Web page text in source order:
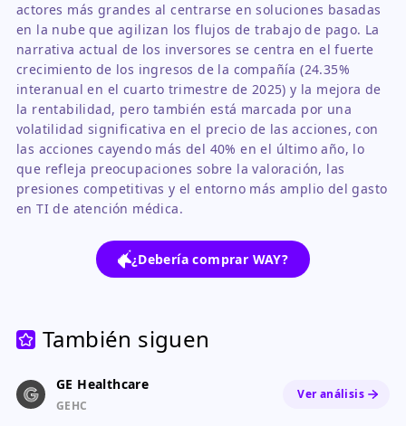
actores más grandes al centrarse en soluciones basadas
en la nube que agilizan los flujos de trabajo de pago. La
narrativa actual de los inversores se centra en el fuerte
crecimiento de los ingresos de la compañía (24.35%
interanual en el cuarto trimestre de 2025) y la mejora de
la rentabilidad, pero también está marcada por una
volatilidad significativa en el precio de las acciones, con
las acciones cayendo más del 40% en el último año, lo
que refleja preocupaciones sobre la valoración, las
presiones competitivas y el entorno más amplio del gasto
en TI de atención médica.
¿Debería comprar WAY?
También siguen
GE Healthcare
GEHC
Ver análisis